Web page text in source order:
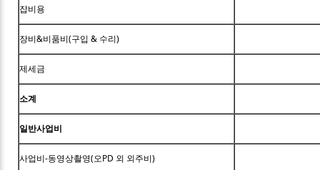
잡비용
장비&비품비(구입 & 수리)
제세금
소계
일반사업비
사업비-동영상촬영(오PD 외 외주비)